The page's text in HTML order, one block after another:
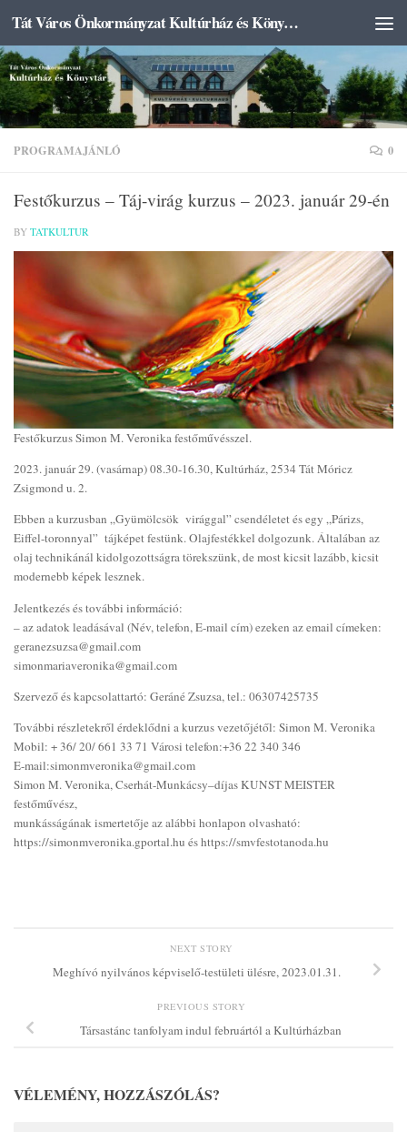
Skip to content Tát Város Önkormányzat Kultúrház és Könyvtár
PROGRAMAJÁNLÓ 0
Festőkurzus – Táj-virág kurzus – 2023. január 29-én
BY TATKULTUR
Festőkurzus Simon M. Veronika festőművésszel.
2023. január 29. (vasárnap) 08.30-16.30, Kultúrház, 2534 Tát Móricz
Zsigmond u. 2.
Ebben a kurzusban „Gyümölcsök virággal” csendéletet és egy „Párizs,
Eiffel-toronnyal” tájképet festünk. Olajfestékkel dolgozunk. Általában az
olaj technikánál kidolgozottságra törekszünk, de most kicsit lazább, kicsit
modernebb képek lesznek.
Jelentkezés és további információ:
– az adatok leadásával (Név, telefon, E-mail cím) ezeken az email címeken:
geranezsuzsa@gmail.com
simonmariaveronika@gmail.com
Szervező és kapcsolattartó: Geráné Zsuzsa, tel.: 06307425735
További részletekről érdeklődni a kurzus vezetőjétől: Simon M. Veronika
Mobil: + 36/ 20/ 661 33 71 Városi telefon:+36 22 340 346
E-mail:simonmveronika@gmail.com
Simon M. Veronika, Cserhát-Munkácsy–díjas KUNST MEISTER
festőművész,
munkásságának ismertetője az alábbi honlapon olvasható:
https://simonmveronika.gportal.hu és https://smvfestotanoda.hu
NEXT STORY
Meghívó nyilvános képviselő-testületi ülésre, 2023.01.31.
PREVIOUS STORY
Társastánc tanfolyam indul februártól a Kultúrházban
VÉLEMÉNY, HOZZÁSZÓLÁS?